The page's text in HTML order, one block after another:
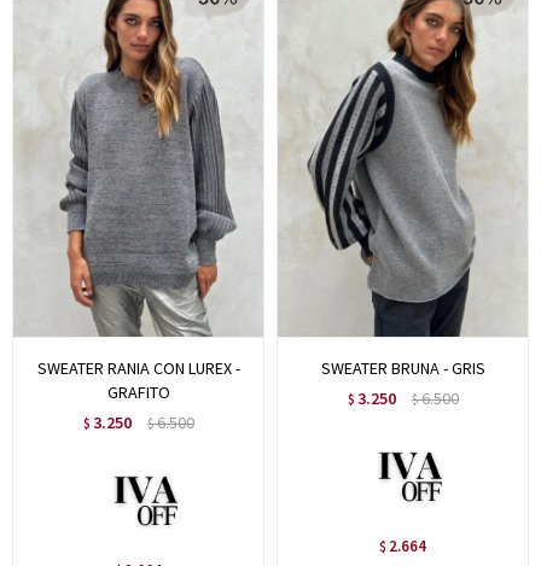
SWEATER RANIA CON LUREX -
GRAFITO
$ 3.250 $6.500
SWEATER BRUNA - GRIS
$ 3.250 $6.500
$ 2.664